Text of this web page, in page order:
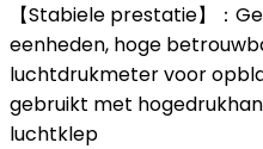
【Stabiele prestatie】：
eenheden, hoge
luchtdrukmeter voor
gebruikt met
luchtklep